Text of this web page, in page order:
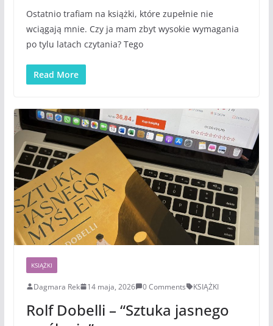
Ostatnio trafiam na książki, które zupełnie nie
wciągają mnie. Czy ja mam zbyt wysokie wymagania
po tylu latach czytania? Tego
Read More
KSIĄŻKI
Dagmara Rek 14 maja, 2026 0 Comments KSIĄŻKI
Rolf Dobelli – “Sztuka jasnego